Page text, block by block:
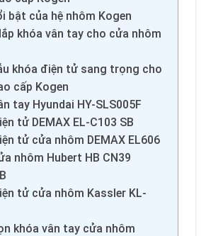
bật của hệ nhôm Kogen
khóa vân tay cho cửa nhôm
khóa điện tử sang trọng cho
cấp Kogen
tay Hyundai HY-SLS005F
tử DEMAX EL-C103 SB
tử cửa nhôm DEMAX EL606
nhôm Hubert HB CN39
tử cửa nhôm Kassler KL-
khóa vân tay cửa nhôm